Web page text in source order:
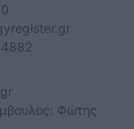
Φώτης